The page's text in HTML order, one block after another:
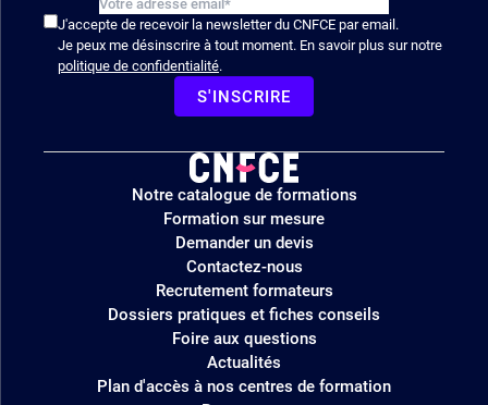
J'accepte de recevoir la newsletter du CNFCE par email.
Je peux me désinscrire à tout moment. En savoir plus sur notre
politique de confidentialité.
S'INSCRIRE
Logo
site
Notre catalogue de formations
Formation sur mesure
Demander un devis
Contactez-nous
Recrutement formateurs
Dossiers pratiques et fiches conseils
Foire aux questions
Actualités
Plan d'accès à nos centres de formation